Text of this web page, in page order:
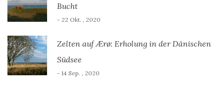
Bucht
- 22 Okt. , 2020
Zelten auf Ærø: Erholung in der Dänischen
Südsee
- 14 Sep. , 2020